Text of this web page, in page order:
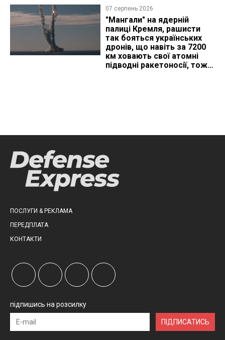
07 серпень 2026
"Мангали" на ядерній
палиці Кремля, рашисти
так бояться українських
дронів, що навіть за 7200
км ховають свої атомні
підводні ракетоносії, тож
ПОСЛУГИ & РЕКЛАМА
ПЕРЕДПЛАТА
КОНТАКТИ
підпишись на розсилку
ПІДПИСАТИСЬ